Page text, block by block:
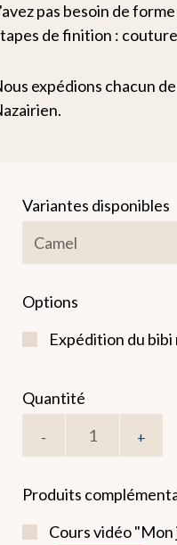
pas besoin de
de finition :
expédions chacun
Variantes disponibles
Options
Expédition du bibi
Quantité
- +
Produits
Cours vidéo